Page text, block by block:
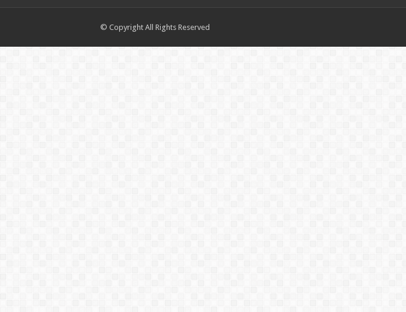
© Copyright All Rights Reserved